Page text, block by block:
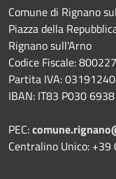
Comune di Rignano
Piazza della
Rignano sull'Arno
Codice Fiscale:
Partita IVA:
IBAN: IT83 P030
PEC:
Centralino Unico: